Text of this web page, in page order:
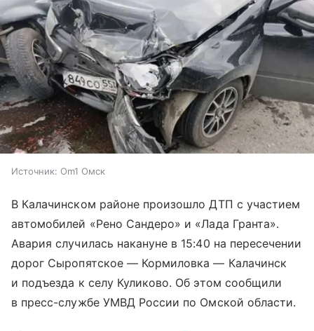
Источник: Om1 Омск
В Калачинском районе произошло ДТП с участием
автомобилей «Рено Сандеро» и «Лада Гранта».
Авария случилась накануне в 15:40 на пересечении
дорог Сыропятское — Кормиловка — Калачинск
и подъезда к селу Куликово. Об этом сообщили
в пресс-службе УМВД России по Омской области.